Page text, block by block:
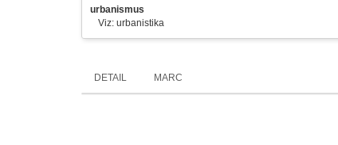
urbanismus
Viz: urbanistika
DETAIL MARC